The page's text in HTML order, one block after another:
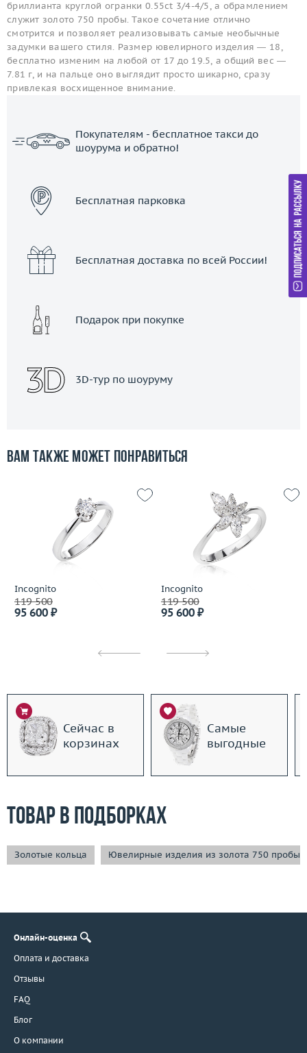
бриллианта круглой огранки 0.55ct 3/4-4/5, а обрамлением
служит золото 750 пробы. Такое сочетание отлично
смотрится и позволяет реализовывать самые необычные
задумки вашего стиля. Размер ювелирного изделия — 18,
бесплатно изменим на любой от 17 до 19.5, а общий вес —
7.81 г, и на пальце оно выглядит просто шикарно, сразу
привлекая восхищенное внимание.
Покупателям - бесплатное такси до
шоурума и обратно!
Бесплатная парковка
Бесплатная доставка по всей России!
Подарок при покупке
3D-тур по шоуруму
Вам также может понравиться
Incognito
119 500
95 600 ₽
Incognito
119 500
95 600 ₽
Сейчас в
корзинах
Самые
выгодные
Товар в подборках
Золотые кольца Ювелирные изделия из золота 750 пробы
Онлайн-оценка
Оплата и доставка
Отзывы
FAQ
Блог
О компании